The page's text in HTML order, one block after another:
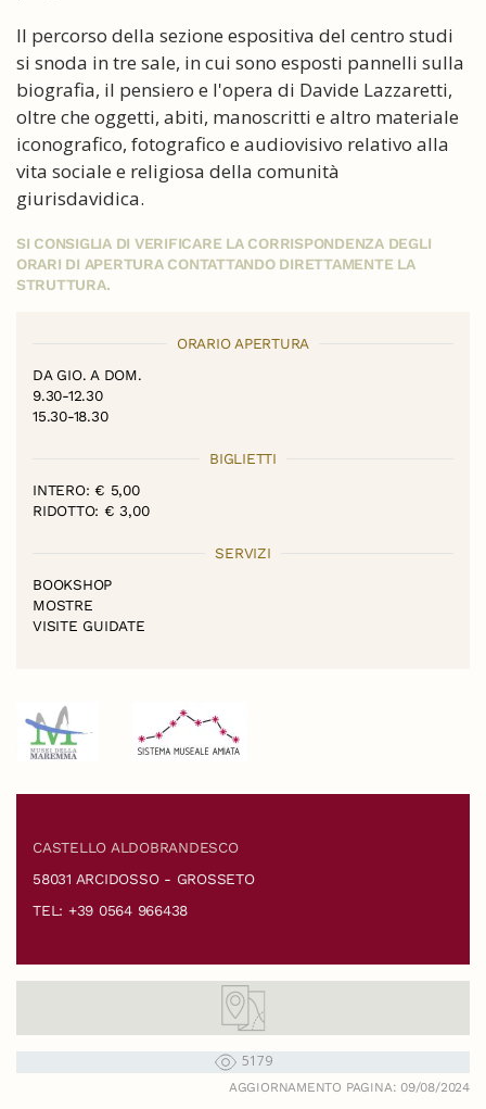
Il percorso della sezione espositiva del centro studi
si snoda in tre sale, in cui sono esposti pannelli sulla
biografia, il pensiero e l'opera di Davide Lazzaretti,
oltre che oggetti, abiti, manoscritti e altro materiale
iconografico, fotografico e audiovisivo relativo alla
vita sociale e religiosa della comunità
giurisdavidica.
SI CONSIGLIA DI VERIFICARE LA CORRISPONDENZA DEGLI
ORARI DI APERTURA CONTATTANDO DIRETTAMENTE LA
STRUTTURA.
ORARIO APERTURA
DA GIO. A DOM.
9.30-12.30
15.30-18.30
BIGLIETTI
INTERO: € 5,00
RIDOTTO: € 3,00
SERVIZI
BOOKSHOP
MOSTRE
VISITE GUIDATE
CASTELLO ALDOBRANDESCO
58031 ARCIDOSSO - GROSSETO
TEL: +39 0564 966438
5179
AGGIORNAMENTO PAGINA: 09/08/2024